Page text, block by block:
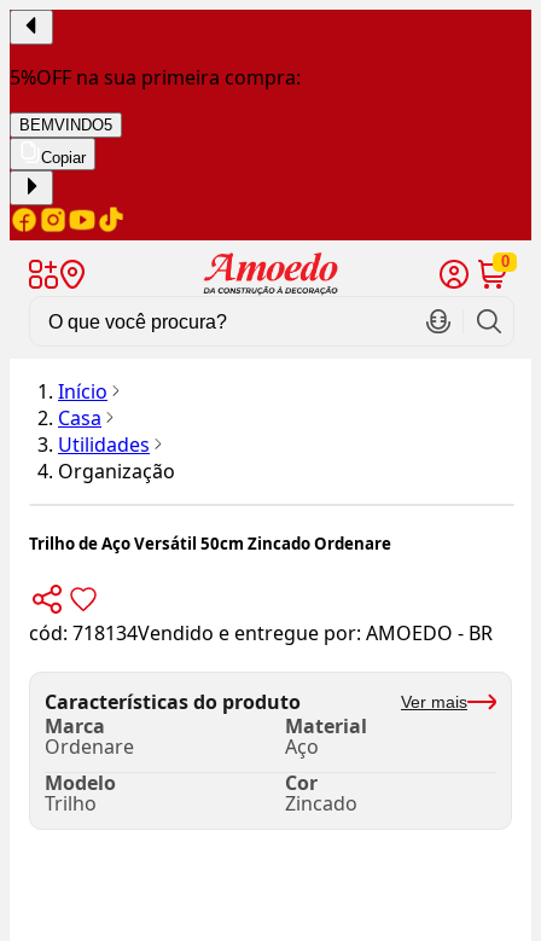
5%OFF na sua primeira compra:
BEMVINDO5
Copiar
0
Início
Casa
Utilidades
Organização
Trilho de Aço Versátil 50cm Zincado Ordenare
cód: 718134Vendido e entregue por: AMOEDO - BR
Características do produto Ver mais
Marca
Ordenare
Material
Aço
Modelo
Trilho
Cor
Zincado